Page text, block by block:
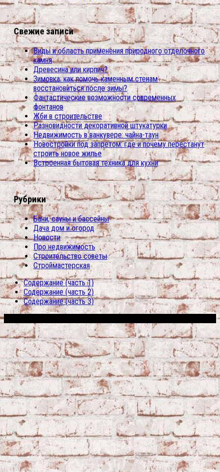
Свежие записи
Виды и область применения природного отделочного
камня
Древесина или кирпич?
Зимовка: как помочь каменным стенам
восстановиться после зимы?
Фантастические возможности современных
фонтанов
Жби в строительстве
Разновидности декоративной штукатурки
Недвижимость в ванкувере: чайна-таун
Новостройки под запретом: где и почему перестанут
строить новое жилье
Встроенная бытовая техника для кухни
Рубрики
Бани, сауны и бассейны
Дача дом и огород
Новости
Про недвижимость
Строительство советы
Строймастерская
Содержание (часть 1)
Содержание (часть 2)
Содержание (часть 3)